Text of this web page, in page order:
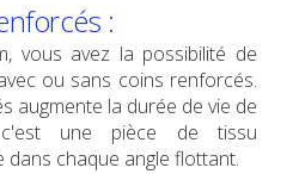
:
vous avez la possibilité de
ou sans coins renforcés.
augmente la durée de vie de
c'est une pièce de tissu
chaque angle flottant.